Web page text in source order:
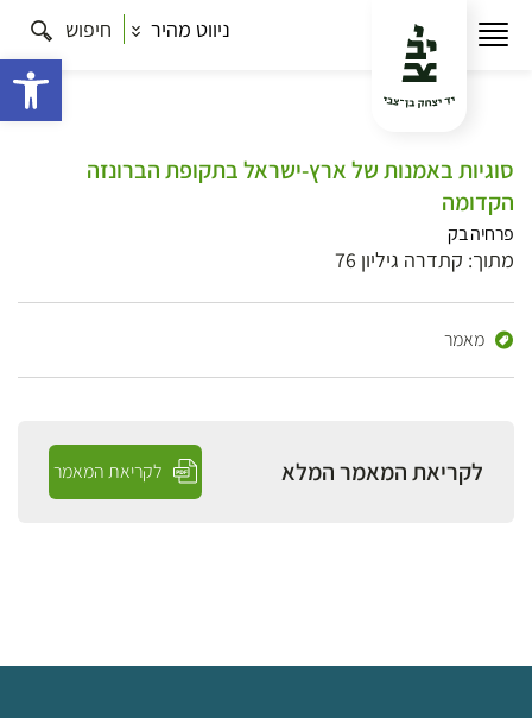
ניווט מהיר חיפוש
סוגיות באמנות של ארץ-ישראל בתקופת הברונזה
הקדומה
פרחיה בק
מתוך: קתדרה גיליון 76
מאמר
לקריאת המאמר המלא לקריאת המאמר